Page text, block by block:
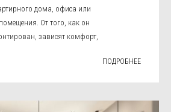
дома, офиса или
От того, как он
зависят комфорт,
ПОДРОБНЕЕ